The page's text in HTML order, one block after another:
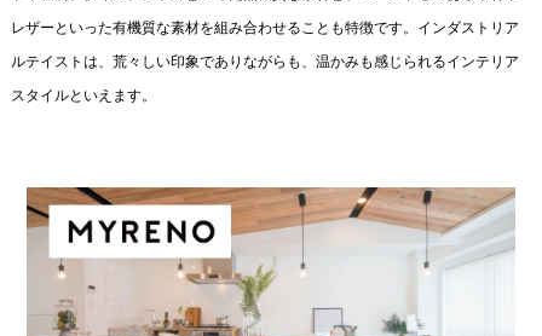
レザーといった有機質な素材を組み合わせることも特徴です。インダストリア
ルテイストは、荒々しい印象でありながらも、温かみも感じられるインテリア
スタイルといえます。